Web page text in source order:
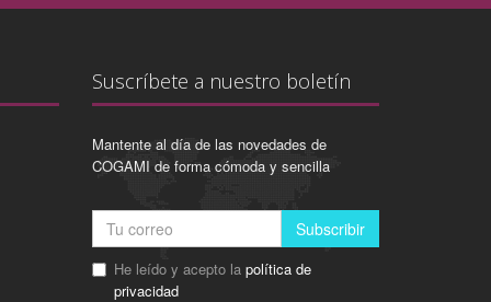
Suscríbete a nuestro boletín
Mantente al día de las novedades de
COGAMI de forma cómoda y sencilla
Subscribir
He leído y acepto la política de
privacidad